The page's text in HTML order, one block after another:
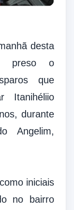
desta
preso o
que
Itanihéliio
durante
Angelim,
iniciais
no bairro